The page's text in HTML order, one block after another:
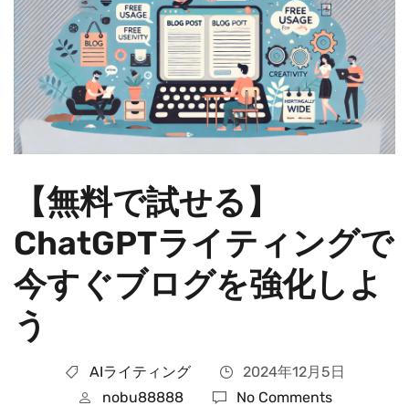
【無料で試せる】
ChatGPTライティングで
今すぐブログを強化しよ
う
AIライティング
2024年12月5日
nobu88888
No Comments